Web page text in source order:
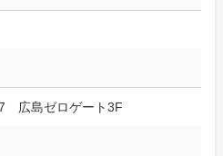
広島ゼロゲート3F